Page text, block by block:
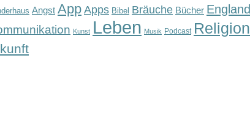
Angst App Apps Bibel Bräuche Bücher England
Kunst Leben Musik Podcast Religion